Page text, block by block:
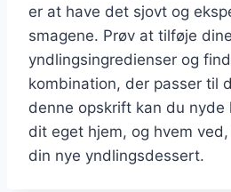
er at have det sjovt og
smagene. Prøv at tilføje
yndlingsingredienser og
kombination, der passer til
denne opskrift kan du nyde
dit eget hjem, og hvem
din nye yndlingsdessert.